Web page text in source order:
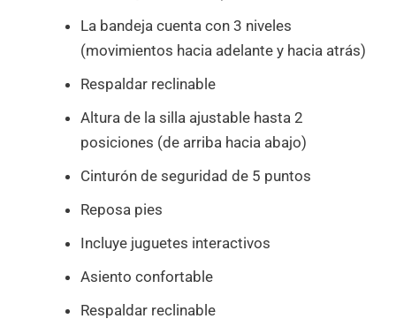
La bandeja cuenta con 3 niveles
(movimientos hacia adelante y hacia atrás)
Respaldar reclinable
Altura de la silla ajustable hasta 2
posiciones (de arriba hacia abajo)
Cinturón de seguridad de 5 puntos
Reposa pies
Incluye juguetes interactivos
Asiento confortable
Respaldar reclinable